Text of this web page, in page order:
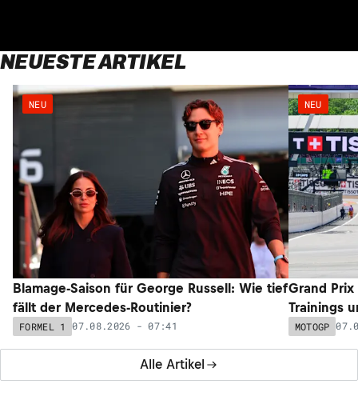
NEUESTE ARTIKEL
Alle Artikel
NEU
Blamage-Saison für George Russell: Wie tief
fällt der Mercedes-Routinier?
FORMEL 1 07.08.2026 - 07:41
NEU
Grand
Trainings
MOTOGP